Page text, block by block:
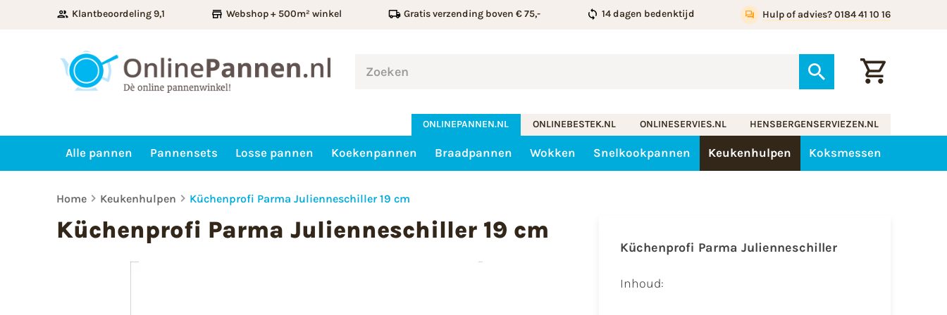
Klantbeoordeling 9,1 Webshop + 500m² winkel Gratis verzending boven € 75,- 14 dagen bedenktijd Hulp of advies? 0184 41 10 16
ONLINEPANNEN.NL ONLINEBESTEK.NL ONLINESERVIES.NL HENSBERGENSERVIEZEN.NL
Alle pannen Pannensets Losse pannen Koekenpannen Braadpannen Wokken Snelkookpannen Keukenhulpen Koksmessen
Home Keukenhulpen Küchenprofi Parma Julienneschiller 19 cm
Küchenprofi Parma Julienneschiller 19 cm
Küchenprofi Parma Julienneschiller
Inhoud: